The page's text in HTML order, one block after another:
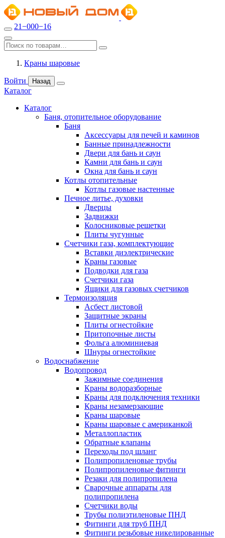
21−000−16
Краны шаровые
Войти Назад
Каталог
Каталог
Баня, отопительное оборудование
Баня
Аксессуары для печей и каминов
Банные принадлежности
Двери для бань и саун
Камни для бань и саун
Окна для бань и саун
Котлы отопительные
Котлы газовые настенные
Печное литье, духовки
Дверцы
Задвижки
Колосниковые решетки
Плиты чугунные
Счетчики газа, комплектующие
Вставки диэлектрические
Краны газовые
Подводки для газа
Счетчики газа
Ящики для газовых счетчиков
Термоизоляция
Асбест листовой
Защитные экраны
Плиты огнестойкие
Притопочные листы
Фольга алюминиевая
Шнуры огнестойкие
Водоснабжение
Водопровод
Зажимные соединения
Краны водоразборные
Краны для подключения техники
Краны незамерзающие
Краны шаровые
Краны шаровые с американкой
Металлопластик
Обратные клапаны
Переходы под шланг
Полипропиленовые трубы
Полипропиленовые фитинги
Резаки для полипропилена
Сварочные аппараты для
полипропилена
Счетчики воды
Трубы полиэтиленовые ПНД
Фитинги для труб ПНД
Фитинги резьбовые никелированные